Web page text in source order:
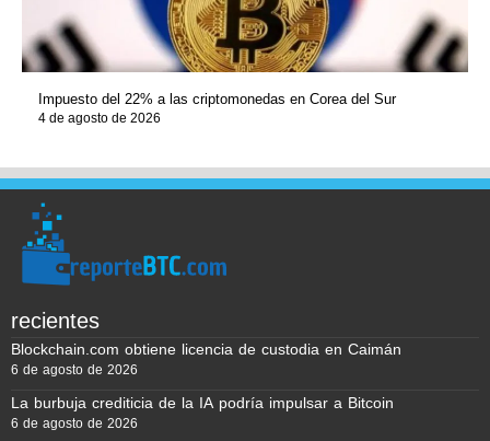
Impuesto del 22% a las criptomonedas en Corea del Sur
4 de agosto de 2026
recientes
Blockchain.com obtiene licencia de custodia en Caimán
6 de agosto de 2026
La burbuja crediticia de la IA podría impulsar a Bitcoin
6 de agosto de 2026